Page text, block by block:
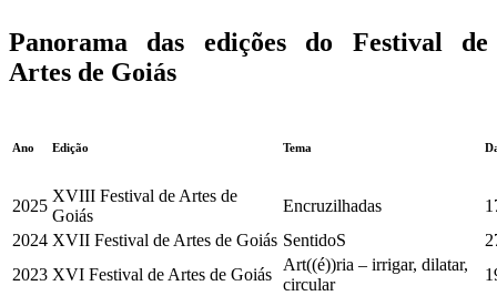
Panorama das edições do Festival de
Artes de Goiás
Ano Edição Tema
2025
XVIII Festival de Artes de
Goiás
Encruzilhadas
2024 XVII Festival de Artes de Goiás SentidoS
2023 XVI Festival de Artes de Goiás
Art((é))ria – irrigar, dilatar,
circular